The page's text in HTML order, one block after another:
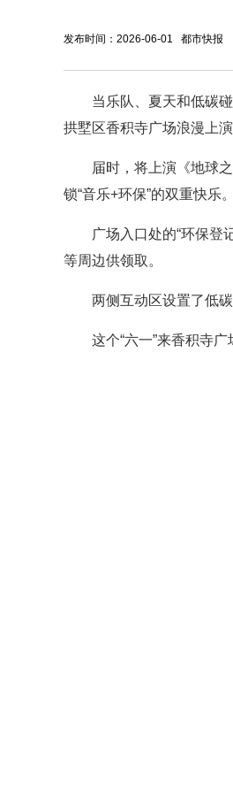
发布时间：2026-06-01 都市快报
当乐队、夏天和低碳
拱墅区香积寺广场浪漫上演
届时，将上演《地球
锁“音乐+环保”的双重快乐。
广场入口处的“环保登
等周边供领取。
两侧互动区设置了低
这个“六一”来香积寺